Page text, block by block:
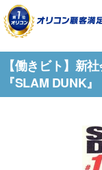
【働きビト】新
『SLAM DUNK』